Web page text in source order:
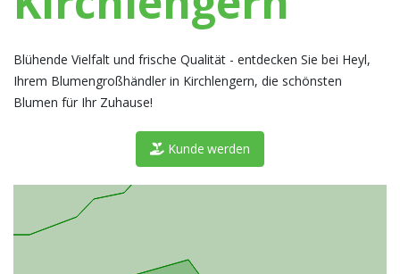
Blühende Vielfalt und frische Qualität - entdecken Sie bei Heyl,
Ihrem Blumengroßhändler in Kirchlengern, die schönsten
Blumen für Ihr Zuhause!
Kunde werden